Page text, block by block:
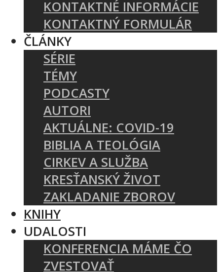
KONTAKTNÉ INFORMÁCIE
KONTAKTNÝ FORMULÁR
ČLÁNKY
SÉRIE
TÉMY
PODCASTY
AUTORI
AKTUÁLNE: COVID-19
BIBLIA A TEOLÓGIA
CIRKEV A SLUŽBA
KRESŤANSKÝ ŽIVOT
ZAKLADANIE ZBOROV
KNIHY
UDALOSTI
KONFERENCIA MÁME ČO
ZVESTOVAŤ